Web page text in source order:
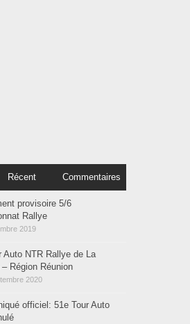
Récent Commentaires
provisoire 5/6
Rallye
2019
Auto NTR Rallye de La
– Région Réunion
2020
officiel: 51e Tour Auto